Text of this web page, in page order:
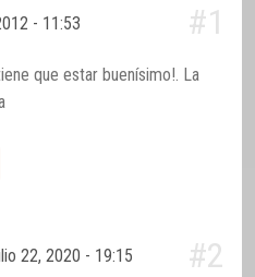
- 11:53 #1
que estar buenísimo!. La
22, 2020 - 19:15 #2